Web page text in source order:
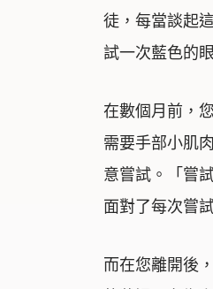
徒，每當談起
試一次藍色的
在數個月前，
需要手部小肌
意嘗試。「嘗
面對了每次嘗
而在您離開後